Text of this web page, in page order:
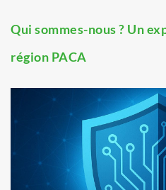
Qui sommes-nous ? Un
région PACA